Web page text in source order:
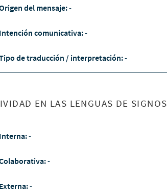
del mensaje:-
Intención comunicativa:-
de traducción / interpretación:-
EN LAS LENGUAS DE SIGNOS
Interna:-
-
Externa:-